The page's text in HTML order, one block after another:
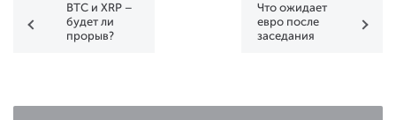
BTC и XRP –
будет ли
прорыв?
Что ожидает
евро после
заседания